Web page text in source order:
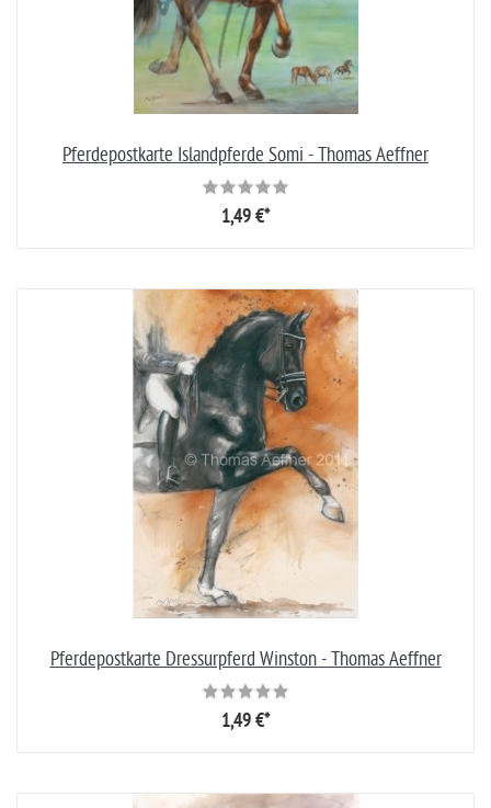
Pferdepostkarte Islandpferde Somi - Thomas Aeffner
1,49 €*
Pferdepostkarte Dressurpferd Winston - Thomas Aeffner
1,49 €*